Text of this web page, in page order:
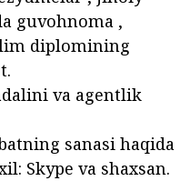
guvohnoma ,
diplomining
va agentlik
sanasi haqida
Skype va shaxsan.